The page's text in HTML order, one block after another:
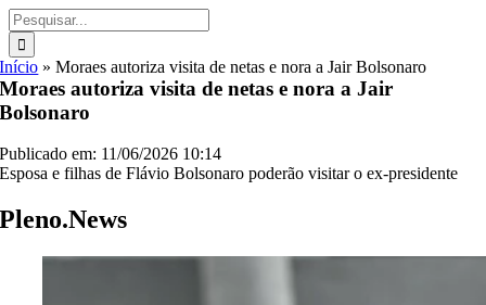
Buscar
resultados
para:
Início »Moraes autoriza visita de netas e nora a Jair Bolsonaro
Moraes autoriza visita de netas e nora a Jair
Bolsonaro
Publicado em: 11/06/2026 10:14
Esposa e filhas de Flávio Bolsonaro poderão visitar o ex-presidente
Pleno.News